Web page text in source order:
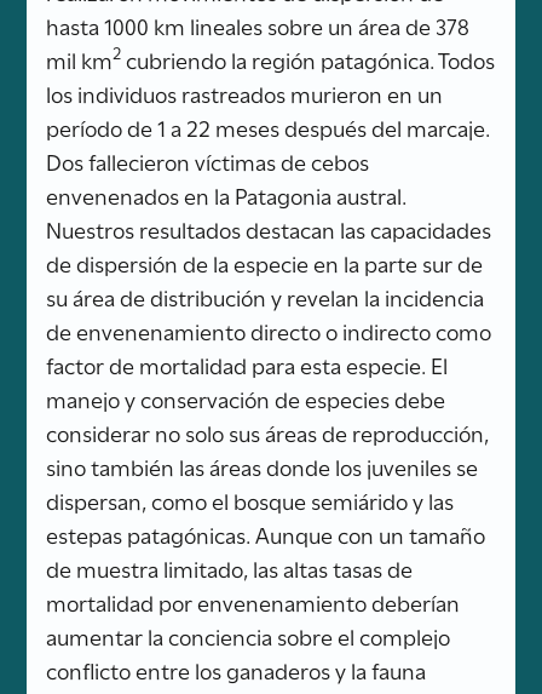
hasta 1000 km lineales sobre un área de 378
mil km2 cubriendo la región patagónica. Todos
los individuos rastreados murieron en un
período de 1 a 22 meses después del marcaje.
Dos fallecieron víctimas de cebos
envenenados en la Patagonia austral.
Nuestros resultados destacan las capacidades
de dispersión de la especie en la parte sur de
su área de distribución y revelan la incidencia
de envenenamiento directo o indirecto como
factor de mortalidad para esta especie. El
manejo y conservación de especies debe
considerar no solo sus áreas de reproducción,
sino también las áreas donde los juveniles se
dispersan, como el bosque semiárido y las
estepas patagónicas. Aunque con un tamaño
de muestra limitado, las altas tasas de
mortalidad por envenenamiento deberían
aumentar la conciencia sobre el complejo
conflicto entre los ganaderos y la fauna